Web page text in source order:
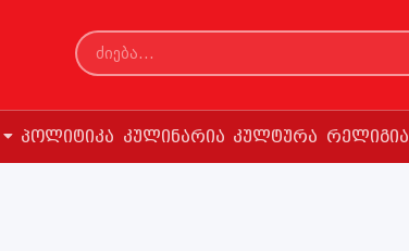
პოლიტიკა კულინარია კულტურა რელიგია